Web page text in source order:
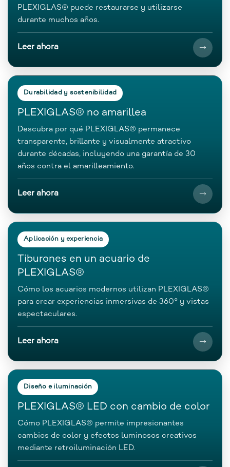
PLEXIGLAS® puede restaurarse y utilizarse
durante muchos años.
Leer ahora
Durabilidad y sostenibilidad
PLEXIGLAS® no amarillea
Descubra por qué PLEXIGLAS® permanece
transparente, brillante y visualmente atractivo
durante décadas, incluyendo una garantía de 30
años contra el amarilleamiento.
Leer ahora
Aplicación y experiencia
Tiburones en un acuario de
PLEXIGLAS®
Cómo los acuarios modernos utilizan PLEXIGLAS®
para crear experiencias inmersivas de 360° y vistas
espectaculares.
Leer ahora
Diseño e iluminación
PLEXIGLAS® LED con cambio de color
Cómo PLEXIGLAS® permite impresionantes
cambios de color y efectos luminosos creativos
mediante retroiluminación LED.